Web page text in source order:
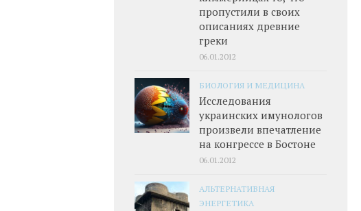
пропустили в своих
описаниях древние
греки
06.01.2012
БИОЛОГИЯ И МЕДИЦИНА
Исследования
украинских имунологов
произвели впечатление
на конгрессе в Бостоне
06.01.2012
АЛЬТЕРНАТИВНАЯ
ЭНЕРГЕТИКА